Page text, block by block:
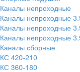
Каналы непроходные
Каналы непроходные
Каналы непроходные
Каналы непроходные
Каналы сборные
КС 420-210
КС 360-180